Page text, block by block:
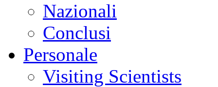
Nazionali
Conclusi
Personale
Visiting Scientists